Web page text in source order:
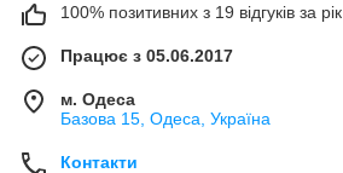
100% позитивних з 19 відгуків за рік
Працює з 05.06.2017
м. Одеса
Базова 15, Одеса, Україна
Контакти